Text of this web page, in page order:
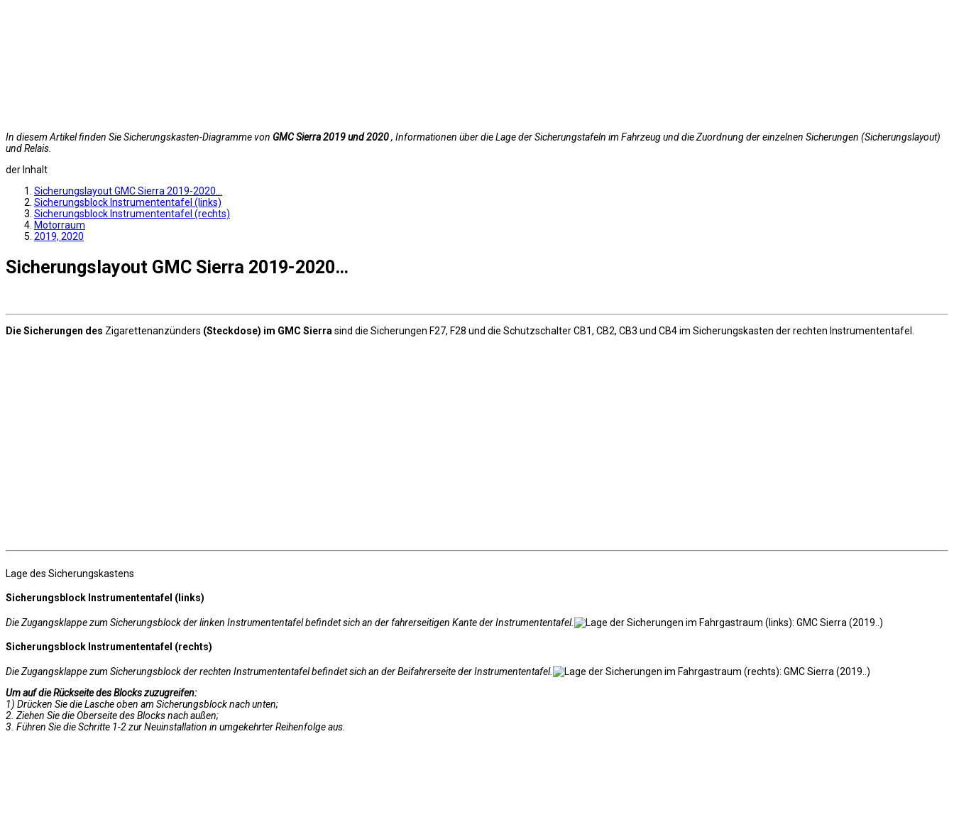
In diesem Artikel finden Sie Sicherungskasten-Diagramme von GMC Sierra 2019 und 2020, Informationen über die Lage der Sicherungstafeln im Fahrzeug und die Zuordnung der einzelnen Sicherungen (Sicherungslayout)
und Relais.
der Inhalt
Sicherungslayout GMC Sierra 2019-2020…
Sicherungsblock Instrumententafel (links)
Sicherungsblock Instrumententafel (rechts)
Motorraum
2019, 2020
Sicherungslayout GMC Sierra 2019-2020…
Die Sicherungen des Zigarettenanzünders (Steckdose) im GMC Sierra sind die Sicherungen F27, F28 und die Schutzschalter CB1, CB2, CB3 und CB4 im Sicherungskasten der rechten Instrumententafel.
Lage des Sicherungskastens
Sicherungsblock Instrumententafel (links)
Die Zugangsklappe zum Sicherungsblock der linken Instrumententafel befindet sich an der fahrerseitigen Kante der Instrumententafel.
Sicherungsblock Instrumententafel (rechts)
Die Zugangsklappe zum Sicherungsblock der rechten Instrumententafel befindet sich an der Beifahrerseite der Instrumententafel.
Um auf die Rückseite des Blocks zuzugreifen:
1) Drücken Sie die Lasche oben am Sicherungsblock nach unten;
2. Ziehen Sie die Oberseite des Blocks nach außen;
3. Führen Sie die Schritte 1-2 zur Neuinstallation in umgekehrter Reihenfolge aus.